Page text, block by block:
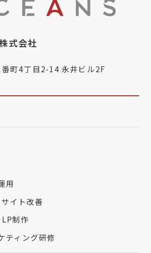
式会社
町4丁目2-14 永井ビル2F
用
サイト改善
LP制作
ティング研修